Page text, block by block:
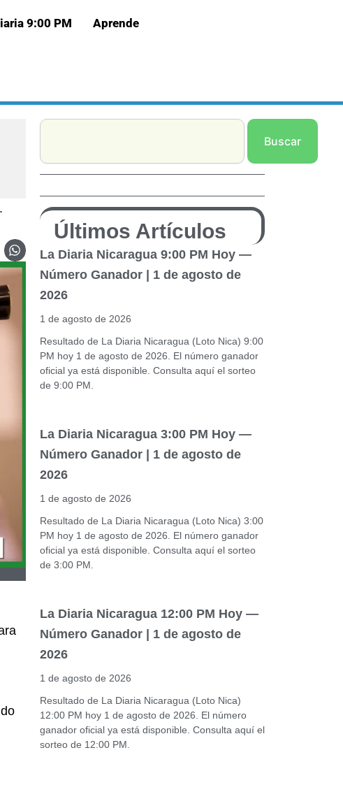
9:00 PM Aprende
Search
Buscar
Últimos Artículos
La Diaria Nicaragua 9:00 PM Hoy —
Número Ganador | 1 de agosto de
2026
1 de agosto de 2026
Resultado de La Diaria Nicaragua (Loto Nica) 9:00
PM hoy 1 de agosto de 2026. El número ganador
oficial ya está disponible. Consulta aquí el sorteo
de 9:00 PM.
La Diaria Nicaragua 3:00 PM Hoy —
Número Ganador | 1 de agosto de
2026
1 de agosto de 2026
Resultado de La Diaria Nicaragua (Loto Nica) 3:00
PM hoy 1 de agosto de 2026. El número ganador
oficial ya está disponible. Consulta aquí el sorteo
de 3:00 PM.
La Diaria Nicaragua 12:00 PM Hoy —
Número Ganador | 1 de agosto de
2026
1 de agosto de 2026
Resultado de La Diaria Nicaragua (Loto Nica)
12:00 PM hoy 1 de agosto de 2026. El número
ganador oficial ya está disponible. Consulta aquí el
sorteo de 12:00 PM.